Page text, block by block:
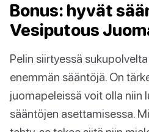
Bonus: hyvät
Vesiputous
Pelin siirtyessä
enemmän sääntöjä. On
juomapeleissä voit olla niin
sääntöjen asettamisessa.